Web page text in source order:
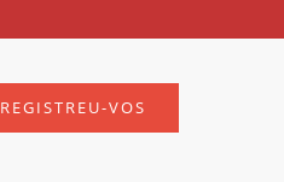
REGISTREU-VOS